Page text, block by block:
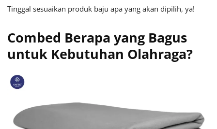
Tinggal sesuaikan produk baju apa yang akan dipilih, ya!
Combed Berapa yang Bagus
untuk Kebutuhan Olahraga?